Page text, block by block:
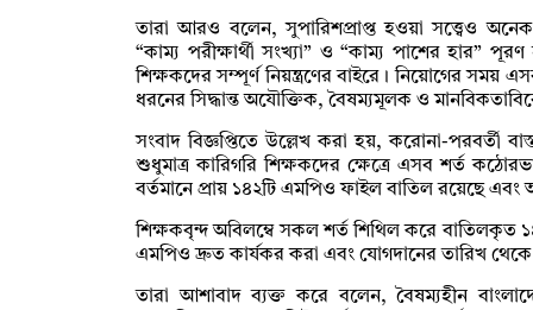
তারা আরও বলেন, সুপারিশপ্রাপ্ত হওয়া সত্ত্বেও
“কাম্য পরীক্ষার্থী সংখ্যা” ও “কাম্য পাশের হার”
শিক্ষকদের সম্পূর্ণ নিয়ন্ত্রণের বাইরে। নিয়োগের
ধরনের সিদ্ধান্ত অযৌক্তিক, বৈষম্যমূলক ও
সংবাদ বিজ্ঞপ্তিতে উল্লেখ করা হয়, করোনা-পরবর্তী
শুধুমাত্র কারিগরি শিক্ষকদের ক্ষেত্রে এসব শর্ত
বর্তমানে প্রায় ১৪২টি এমপিও ফাইল বাতিল রয়েছে
শিক্ষকবৃন্দ অবিলম্বে সকল শর্ত শিথিল করে
এমপিও দ্রুত কার্যকর করা এবং যোগদানের তারিখ থেকে
তারা আশাবাদ ব্যক্ত করে বলেন, বৈষম্যহীন